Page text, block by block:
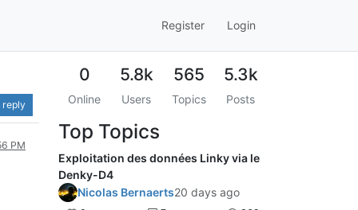
Register Login
reply
PM
0
Online
5.8k
Users
565
Topics
5.3k
Posts
Top Topics
Exploitation des données Linky via le
Denky-D4
Nicolas Bernaerts20 days ago